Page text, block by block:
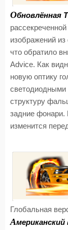
Обновлённая
изображений из
что обратило
Advice. Как
новую оптику
светодиодными
структуру
задние фонари.
изменится
Глобальная
А